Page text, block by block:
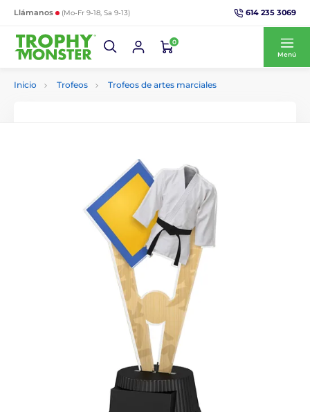
Llámanos (Mo-Fr 9-18, Sa 9-13) 614 235 3069
0
Menú
Inicio Trofeos Trofeos de artes marciales